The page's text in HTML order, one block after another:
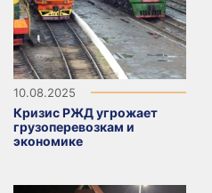
10.08.2025
Кризис РЖД угрожает
грузоперевозкам и
экономике